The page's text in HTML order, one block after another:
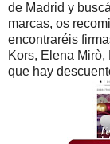
de Madrid y
marcas, os
encontraréis
Kors, Elena
que hay